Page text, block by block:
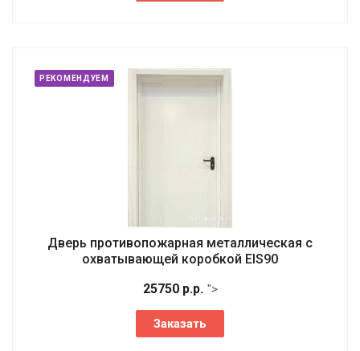
РЕКОМЕНДУЕМ
Дверь противопожарная металлическая с
охватывающей коробкой EIS90
25750 р.р. ">
Заказать